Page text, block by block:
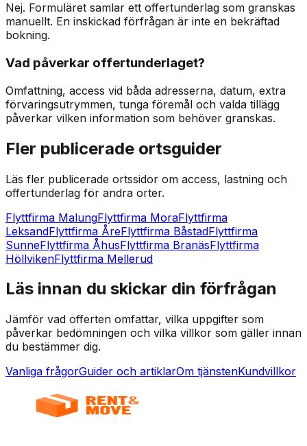
Nej. Formuläret samlar ett offertunderlag som granskas
manuellt. En inskickad förfrågan är inte en bekräftad
bokning.
Vad påverkar offertunderlaget?
Omfattning, access vid båda adresserna, datum, extra
förvaringsutrymmen, tunga föremål och valda tillägg
påverkar vilken information som behöver granskas.
Fler publicerade ortsguider
Läs fler publicerade ortssidor om access, lastning och
offertunderlag för andra orter.
Flyttfirma MalungFlyttfirma MoraFlyttfirma
LeksandFlyttfirma ÅreFlyttfirma BåstadFlyttfirma
SunneFlyttfirma ÅhusFlyttfirma BranäsFlyttfirma
HöllvikenFlyttfirma Mellerud
Läs innan du skickar din förfrågan
Jämför vad offerten omfattar, vilka uppgifter som
påverkar bedömningen och vilka villkor som gäller innan
du bestämmer dig.
Vanliga frågorGuider och artiklarOm tjänstenKundvillkor